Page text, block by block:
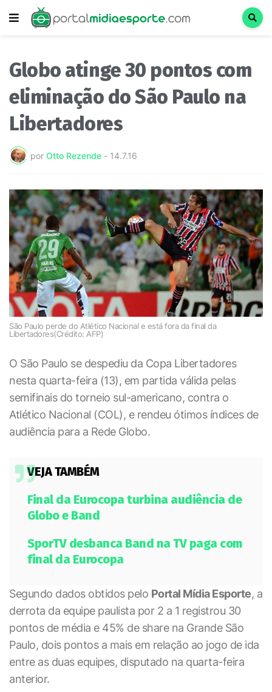
Globo atinge 30 pontos com
eliminação do São Paulo na
Libertadores
por Otto Rezende - 14.7.16
São Paulo perde do Atlético Nacional e está fora da final da
Libertadores(Crédito: AFP)
O São Paulo se despediu da Copa Libertadores
nesta quarta-feira (13), em partida válida pelas
semifinais do torneio sul-americano, contra o
Atlético Nacional (COL), e rendeu ótimos índices de
audiência para a Rede Globo.
VEJA TAMBÉM
Final da Eurocopa turbina audiência de
Globo e Band
SporTV desbanca Band na TV paga com
final da Eurocopa
Segundo dados obtidos pelo Portal Mídia Esporte, a
derrota da equipe paulista por 2 a 1 registrou 30
pontos de média e 45% de share na Grande São
Paulo, dois pontos a mais em relação ao jogo de ida
entre as duas equipes, disputado na quarta-feira
anterior.